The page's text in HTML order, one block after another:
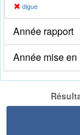
digue
Année rapport
Année mise